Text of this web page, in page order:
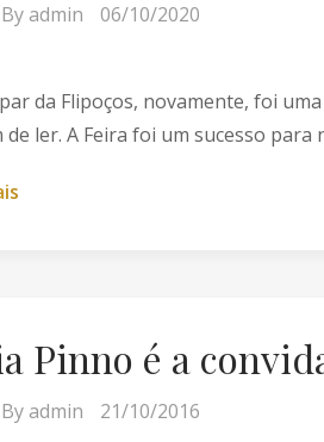
Byadmin 06/10/2020
da Flipoços, novamente, foi
de ler. A Feira foi um sucesso para
is
Pinno é a
Byadmin 21/10/2016